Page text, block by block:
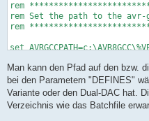
rem
rem Set the path to the avr-
rem
set
rem
rem Set the project
rem
set TARGETNAME=DCG2
Man kann den Pfad auf den bzw.
bei den Parametern "DEFINES"
Variante oder den Dual-DAC hat.
Verzeichnis wie das Batchfile